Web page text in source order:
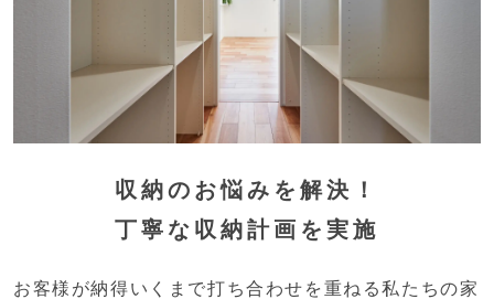
収納のお悩みを解決！
丁寧な収納計画を実施
お客様が納得いくまで打ち合わせを重ねる私たちの家